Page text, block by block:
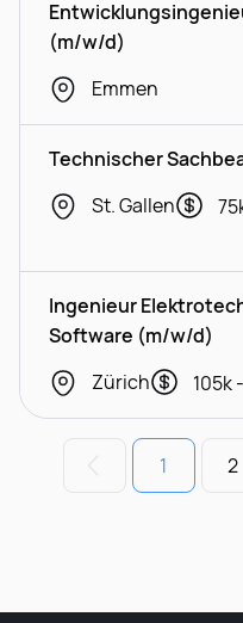
(m/w/d)
Emmen
Technischer
St. Gallen
Ingenieur
Software (m/w/d)
Zürich
105k
1 2